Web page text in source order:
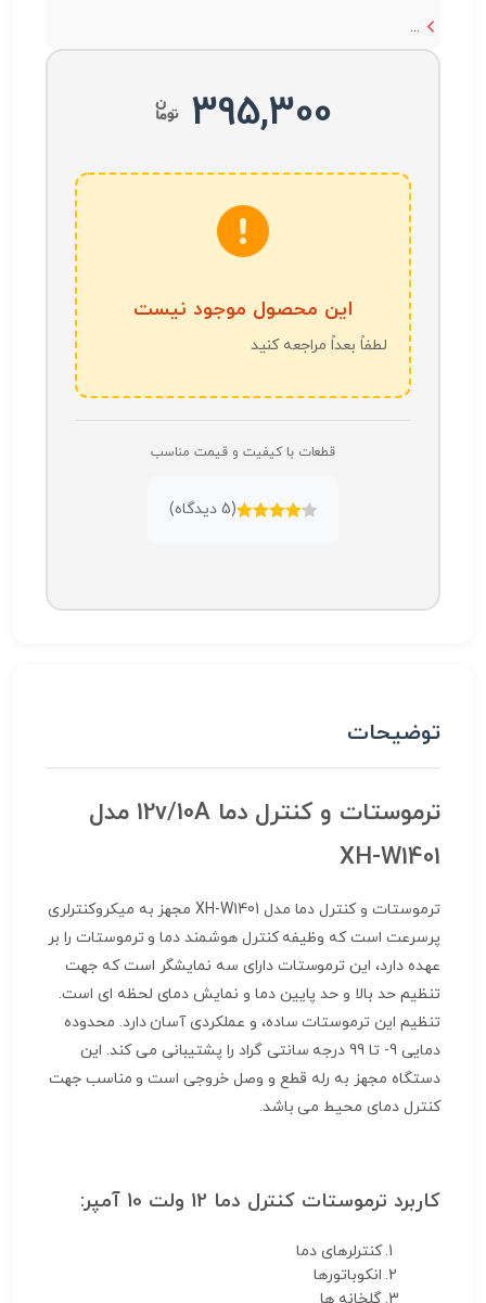
...
395,300
این محصول موجود نیست
لطفاً بعداً مراجعه کنید
قطعات با کیفیت و قیمت مناسب
(
5دیدگاه)
توضیحات
ترموستات و کنترل دما 12v/10A مدل
XH-W1401
ترموستات و کنترل دما مدل XH-W1401 مجهز به میکروکنترلری
پرسرعت است که وظیفه کنترل هوشمند دما و ترموستات را بر
عهده دارد، این ترموستات دارای سه نمایشگر است که جهت
تنظیم حد بالا و حد پایین دما و نمایش دمای لحظه ای است.
تنظیم این ترموستات ساده، و عملکردی آسان دارد. محدوده
دمایی 9- تا 99 درجه سانتی گراد را پشتیبانی می کند. این
دستگاه مجهز به رله قطع و وصل خروجی است و مناسب جهت
کنترل دمای محیط می باشد.
کاربرد ترموستات کنترل دما 12 ولت 10 آمپر:
کنترلرهای دما
انکوباتورها